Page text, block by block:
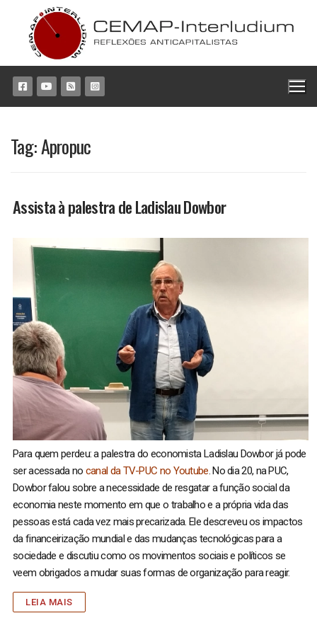
conteúdo
Tag:Apropuc
Assista à palestra de Ladislau Dowbor
Para quem perdeu: a palestra do economista Ladislau Dowbor já pode
ser acessada no canal da TV-PUC no Youtube. No dia 20, na PUC,
Dowbor falou sobre a necessidade de resgatar a função social da
economia neste momento em que o trabalho e a própria vida das
pessoas está cada vez mais precarizada. Ele descreveu os impactos
da financeirização mundial e das mudanças tecnológicas para a
sociedade e discutiu como os movimentos sociais e políticos se
veem obrigados a mudar suas formas de organização para reagir.
LEIA MAIS